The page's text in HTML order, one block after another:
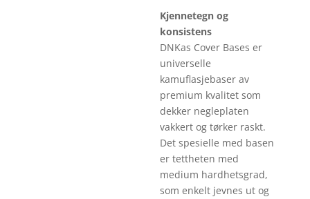
Kjennetegn og
konsistens
DNKas Cover Bases er
universelle
kamuflasjebaser av
premium kvalitet som
dekker negleplaten
vakkert og tørker raskt.
Det spesielle med basen
er tettheten med
medium hardhetsgrad,
som enkelt jevnes ut og